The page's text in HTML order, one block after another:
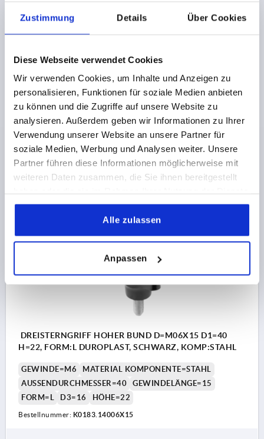
Zustimmung Details Über Cookies
Diese Webseite verwendet Cookies
Wir verwenden Cookies, um Inhalte und Anzeigen zu
personalisieren, Funktionen für soziale Medien anbieten
zu können und die Zugriffe auf unsere Website zu
analysieren. Außerdem geben wir Informationen zu Ihrer
Verwendung unserer Website an unsere Partner für
soziale Medien, Werbung und Analysen weiter. Unsere
Partner führen diese Informationen möglicherweise mit
weiteren Daten zusammen, die Sie ihnen bereitgestellt
gesammelt haben.
Alle zulassen
Anpassen
DREISTERNGRIFF HOHER BUND D=M10 D1=62 H=35,
FORM:K DUROPLAST, SCHWARZ, KOMP:EDELSTAHL
GEWINDE=M10
MATERIAL KOMPONENTE=EDELSTAHL
AUSSENDURCHMESSER=62
GEWINDETIEFE=13
FORM=K
D3=22 HÖHE=35
Bestellnummer: K0183.26210
K0183
DREISTERNGRIFF HOHER BUND D=M06X15 D1=40
H=22, FORM:L DUROPLAST, SCHWARZ, KOMP:STAHL
GEWINDE=M6
MATERIAL KOMPONENTE=STAHL
AUSSENDURCHMESSER=40
GEWINDELÄNGE=15
FORM=L
D3=16 HÖHE=22
Bestellnummer: K0183.14006X15